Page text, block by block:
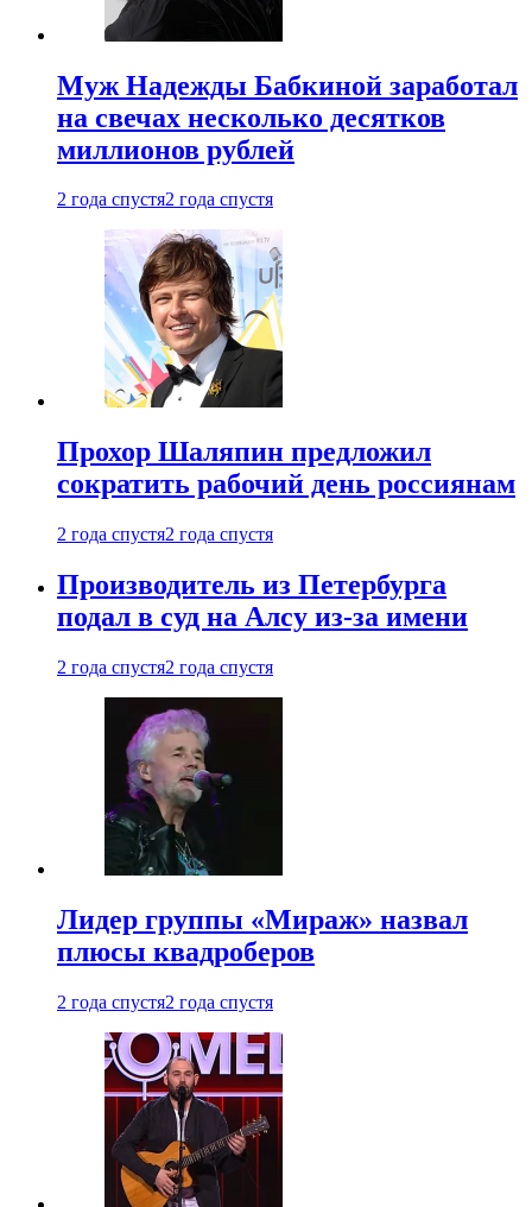
Муж Надежды Бабкиной заработал
на свечах несколько десятков
миллионов рублей
2 года спустя2 года спустя
Прохор Шаляпин предложил
сократить рабочий день россиянам
2 года спустя2 года спустя
Производитель из Петербурга
подал в суд на Алсу из-за имени
2 года спустя2 года спустя
Лидер группы «Мираж» назвал
плюсы квадроберов
2 года спустя2 года спустя